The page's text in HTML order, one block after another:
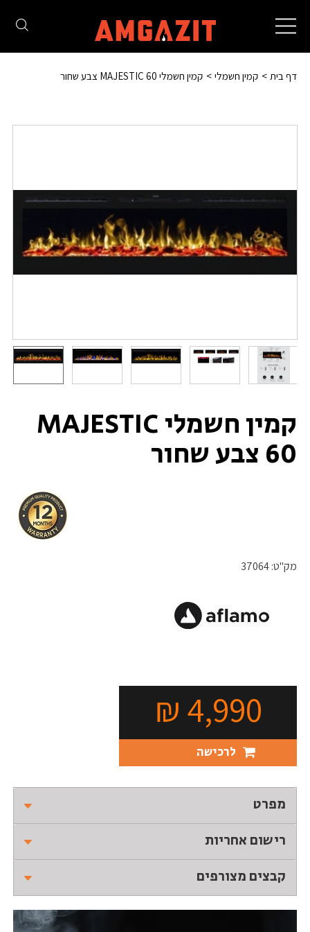
Toggle
navigation
דף בית קמין חשמלי קמין חשמלי MAJESTIC 60 צבע שחור
קמין חשמלי MAJESTIC
60 צבע שחור
מק"ט:37064
4,990
₪
לרכישה
מפרט
רישום אחריות
קבצים מצורפים